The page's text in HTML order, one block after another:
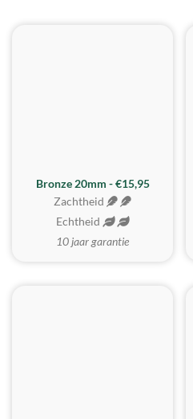
Bronze 20mm - €15,95
Zachtheid
Echtheid
10 jaar garantie